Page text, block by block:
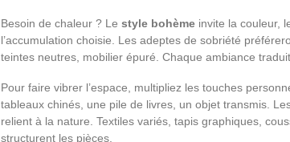
Besoin de chaleur ? Le style bohème invite la couleur,
l’accumulation choisie. Les adeptes de sobriété
teintes neutres, mobilier épuré. Chaque ambiance
Pour faire vibrer l’espace, multipliez les touches
tableaux chinés, une pile de livres, un objet transmis.
relient à la nature. Textiles variés, tapis graphiques,
structurent les pièces.